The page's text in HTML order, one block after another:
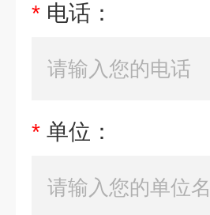
* 电话：
* 单位：